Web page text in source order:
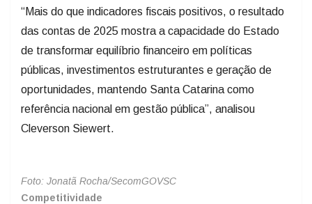
“Mais do que indicadores fiscais positivos, o resultado
das contas de 2025 mostra a capacidade do Estado
de transformar equilíbrio financeiro em políticas
públicas, investimentos estruturantes e geração de
oportunidades, mantendo Santa Catarina como
referência nacional em gestão pública”, analisou
Cleverson Siewert.
Foto: Jonatã Rocha/SecomGOVSC
Competitividade